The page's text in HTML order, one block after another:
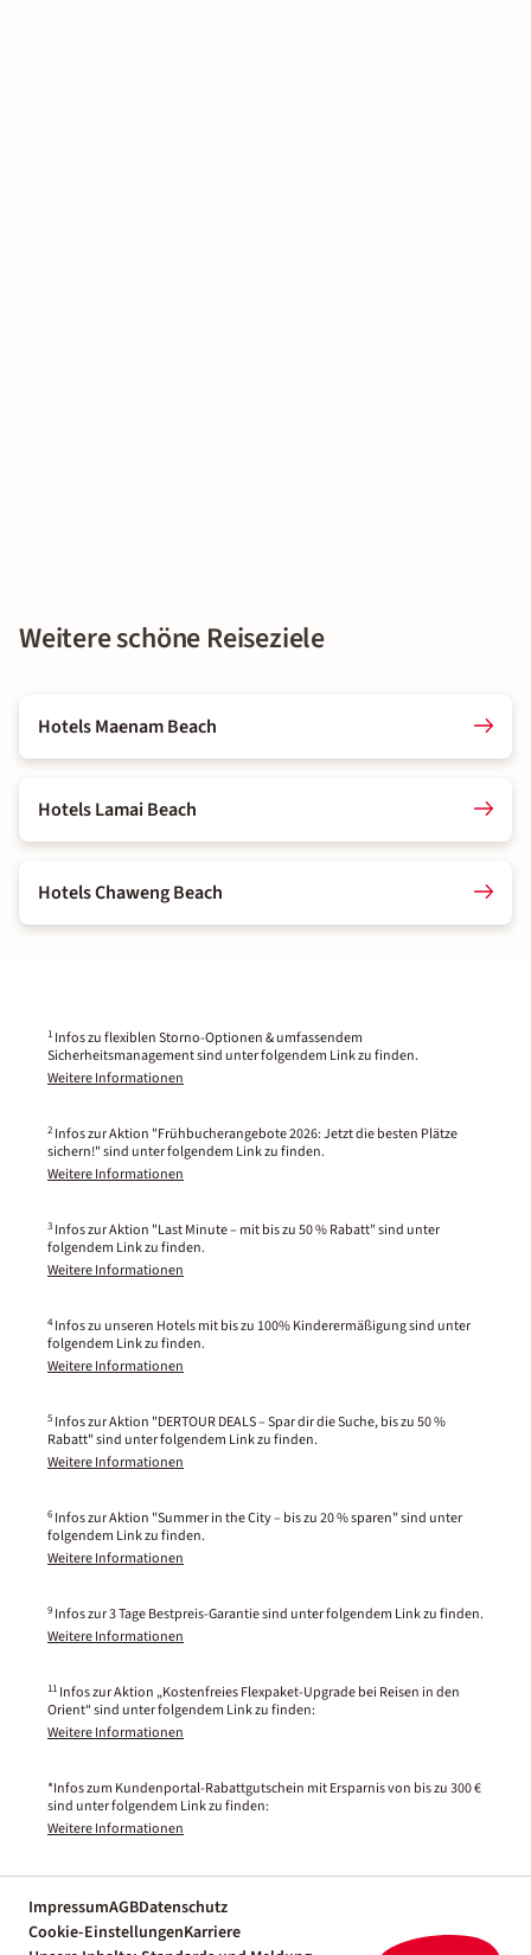
Weitere schöne Reiseziele
Hotels Maenam Beach
Hotels Lamai Beach
Hotels Chaweng Beach
1 Infos zu flexiblen Storno-Optionen & umfassendem
Sicherheitsmanagement sind unter folgendem Link zu finden.
Weitere Informationen
2 Infos zur Aktion "Frühbucherangebote 2026: Jetzt die besten Plätze
sichern!" sind unter folgendem Link zu finden.
Weitere Informationen
3 Infos zur Aktion "Last Minute – mit bis zu 50 % Rabatt" sind unter
folgendem Link zu finden.
Weitere Informationen
4 Infos zu unseren Hotels mit bis zu 100% Kinderermäßigung sind unter
folgendem Link zu finden.
Weitere Informationen
5 Infos zur Aktion "DERTOUR DEALS – Spar dir die Suche, bis zu 50 %
Rabatt" sind unter folgendem Link zu finden.
Weitere Informationen
6 Infos zur Aktion "Summer in the City – bis zu 20 % sparen" sind unter
folgendem Link zu finden.
Weitere Informationen
9 Infos zur 3 Tage Bestpreis-Garantie sind unter folgendem Link zu finden.
Weitere Informationen
11 Infos zur Aktion „Kostenfreies Flexpaket-Upgrade bei Reisen in den
Orient“ sind unter folgendem Link zu finden:
Weitere Informationen
*Infos zum Kundenportal-Rabattgutschein mit Ersparnis von bis zu 300 €
sind unter folgendem Link zu finden:
Weitere Informationen
ImpressumAGBDatenschutz
Cookie-EinstellungenKarriere